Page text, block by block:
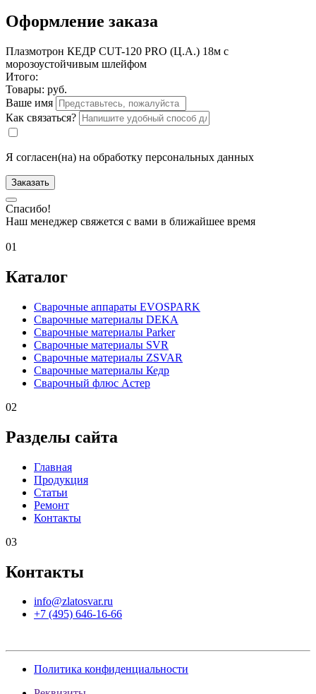
Оформление заказа
Плазмотрон КЕДР CUT-120 PRO (Ц.А.) 18м с
морозоустойчивым шлейфом
Итого:
Товары: руб.
Ваше имя
Как связаться?
Я согласен(на) на обработку персональных данных
Заказать
Спасибо!
Наш менеджер свяжется с вами в ближайшее время
01
Каталог
Сварочные аппараты EVOSPARK
Сварочные материалы DEKA
Сварочные материалы Parker
Сварочные материалы SVR
Сварочные материалы ZSVAR
Сварочные материалы Кедр
Сварочный флюс Астер
02
Разделы сайта
Главная
Продукция
Статьи
Ремонт
Контакты
03
Контакты
info@zlatosvar.ru
+7 (495) 646-16-66
Политика конфиденциальности